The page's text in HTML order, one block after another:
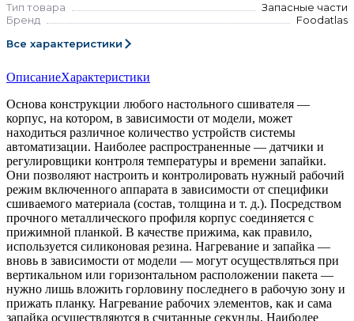
Тип товара
Запасные части
Бренд
Foodatlas
Все характеристики
ОписаниеХарактеристики
Основа конструкции любого настольного сшивателя —
корпус, на котором, в зависимости от модели, может
находиться различное количество устройств системы
автоматизации. Наиболее распространенные — датчики и
регулировщики контроля температуры и времени запайки.
Они позволяют настроить и контролировать нужный рабочий
режим включенного аппарата в зависимости от специфики
сшиваемого материала (состав, толщина и т. д.). Посредством
прочного металлического профиля корпус соединяется с
прижимной планкой. В качестве прижима, как правило,
используется силиконовая резина. Нагревание и запайка —
вновь в зависимости от модели — могут осуществляться при
вертикальном или горизонтальном расположении пакета —
нужно лишь вложить горловину последнего в рабочую зону и
прижать планку. Нагревание рабочих элементов, как и сама
запайка осуществляются в считанные секунды. Наиболее